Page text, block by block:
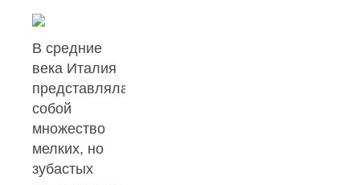
В средние
века Италия
представляла
собой
множество
мелких, но
зубастых